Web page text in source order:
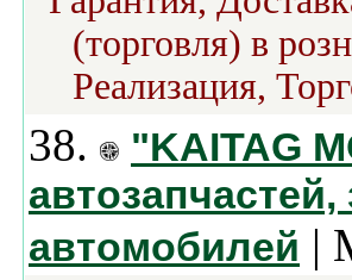
(торговля) в
Реализация,
38.
"KAITAG
автомобилей |